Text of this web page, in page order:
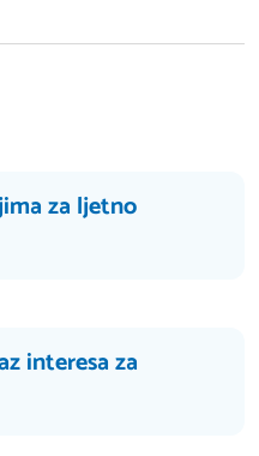
za ljetno
interesa za